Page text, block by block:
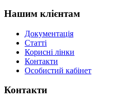
Нашим клієнтам
Документація
Статті
Корисні лінки
Контакти
Особистий кабінет
Контакти